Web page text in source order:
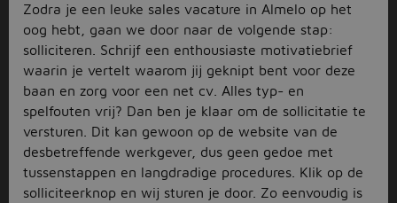
Zodra je een leuke sales vacature in Almelo op het
oog hebt, gaan we door naar de volgende stap:
solliciteren. Schrijf een enthousiaste motivatiebrief
waarin je vertelt waarom jij geknipt bent voor deze
baan en zorg voor een net cv. Alles typ- en
spelfouten vrij? Dan ben je klaar om de sollicitatie te
versturen. Dit kan gewoon op de website van de
desbetreffende werkgever, dus geen gedoe met
tussenstappen en langdradige procedures. Klik op de
solliciteerknop en wij sturen je door. Zo eenvoudig is